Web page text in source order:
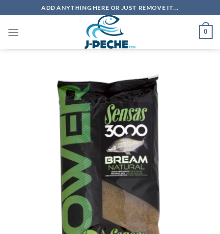
to
content
ADD ANYTHING HERE OR JUST REMOVE IT...
0